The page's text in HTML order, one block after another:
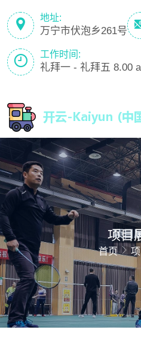
地址:
万宁市伏泡乡261号
工作时间:
礼拜一 - 礼拜五 8.00
项目
首页